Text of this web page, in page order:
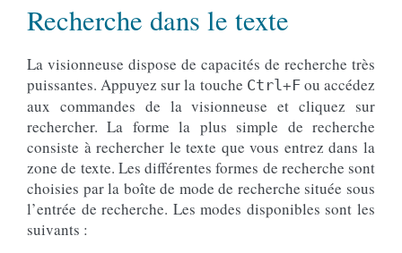
Recherche dans le texte
La visionneuse dispose de capacités de recherche très
puissantes. Appuyez sur la touche Ctrl +Fou accédez
aux commandes de la visionneuse et cliquez sur
rechercher. La forme la plus simple de recherche
consiste à rechercher le texte que vous entrez dans la
zone de texte. Les différentes formes de recherche sont
choisies par la boîte de mode de recherche située sous
l’entrée de recherche. Les modes disponibles sont les
suivants :